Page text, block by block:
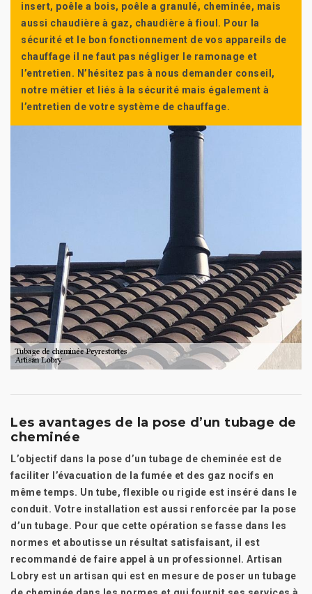
insert, poêle a bois, poêle a granulé, cheminée, mais
aussi chaudière à gaz, chaudière à fioul. Pour la
sécurité et le bon fonctionnement de vos appareils de
chauffage il ne faut pas négliger le ramonage et
l’entretien. N’hésitez pas à nous demander conseil,
notre métier et liés à la sécurité mais également à
l’entretien de votre système de chauffage.
Les avantages de la pose d’un tubage de
cheminée
L’objectif dans la pose d’un tubage de cheminée est de
faciliter l’évacuation de la fumée et des gaz nocifs en
même temps. Un tube, flexible ou rigide est inséré dans le
conduit. Votre installation est aussi renforcée par la pose
d’un tubage. Pour que cette opération se fasse dans les
normes et aboutisse un résultat satisfaisant, il est
recommandé de faire appel à un professionnel. Artisan
Lobry est un artisan qui est en mesure de poser un tubage